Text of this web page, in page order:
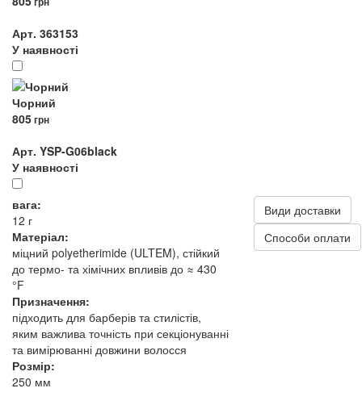
Арт. 363153
У наявності
Чорний
805грн
Арт. YSP-G06black
У наявності
вага:
12 г
Матеріал:
міцний polyetherimide (ULTEM), стійкий
до термо- та хімічних впливів до ≈ 430
°F
Призначення:
підходить для барберів та стилістів,
яким важлива точність при секціонуванні
та вимірюванні довжини волосся
Розмір:
250 мм
Види доставки
Способи оплати